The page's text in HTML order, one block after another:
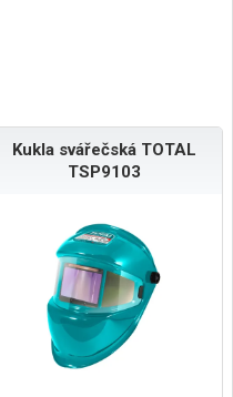
Kukla svářečská TOTAL
TSP9103